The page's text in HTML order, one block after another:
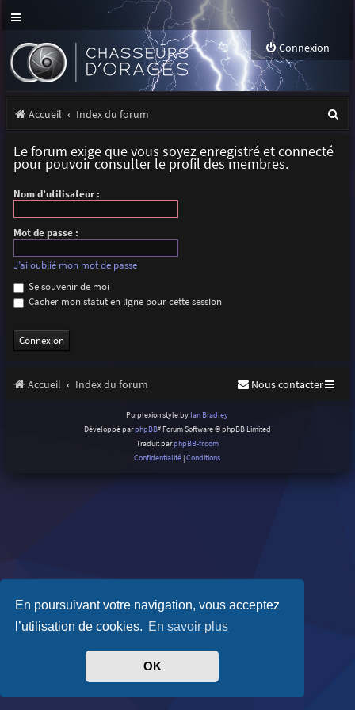
En poursuivant votre navigation, vous acceptez
l’utilisation de cookies. En savoir plus
OK
Connexion
Accueil Index du forum
Le forum exige que vous soyez enregistré et connecté
pour pouvoir consulter le profil des membres.
Nom d’utilisateur :
Mot de passe :
J’ai oublié mon mot de passe
Se souvenir de moi
Cacher mon statut en ligne pour cette session
Accueil Index du forum Nous contacter
Purplexion style by Ian Bradley
Développé parphpBB® Forum Software © phpBB Limited
Traduit parphpBB-fr.com
Confidentialité |Conditions